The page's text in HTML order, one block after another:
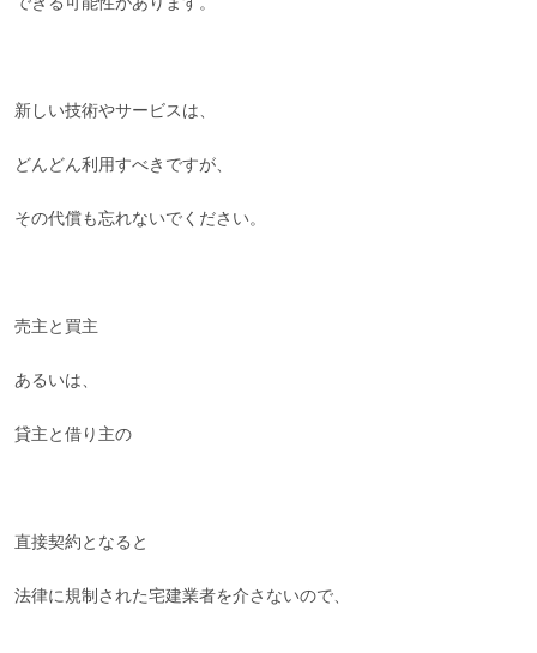
新しい技術やサービスは、
どんどん利用すべきですが、
その代償も忘れないでください。
売主と買主
あるいは、
貸主と借り主の
直接契約となると
法律に規制された宅建業者を介さないので、